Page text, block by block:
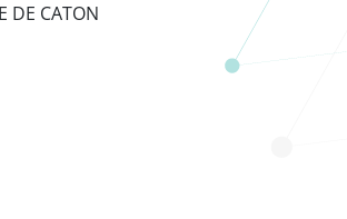
DE CATON